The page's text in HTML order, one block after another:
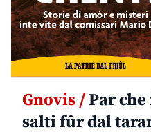
Gnovis /Par
salti fûr dal